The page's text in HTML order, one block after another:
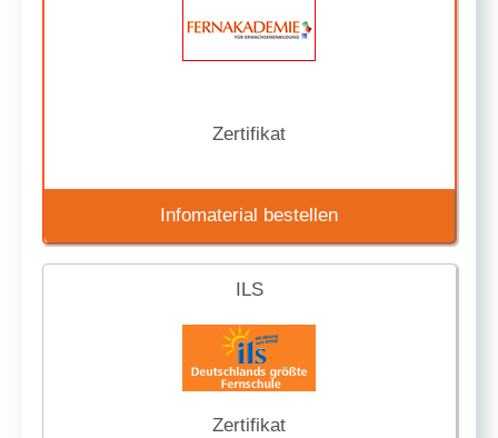
Zertifikat
Infomaterial bestellen
ILS
Zertifikat